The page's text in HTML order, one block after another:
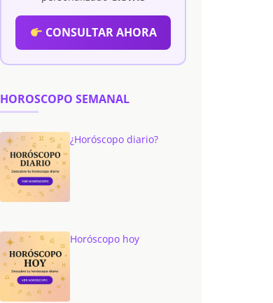
CONSULTAR AHORA
HOROSCOPO SEMANAL
¿Horóscopo diario?
Horóscopo hoy